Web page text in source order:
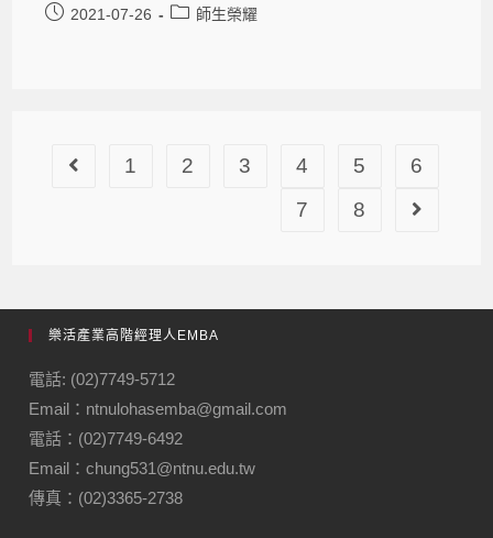
2021-07-26 師生榮耀
1 2 3 4 5
6
7
8
樂活產業高階經理人EMBA
電話: (02)7749-5712
Email：ntnulohasemba@gmail.com
電話：(02)7749-6492
Email：chung531@ntnu.edu.tw
傳真：(02)3365-2738